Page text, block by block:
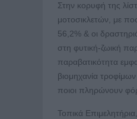
Στην κορυφή της
μοτοσικλετών, με
56,2% & οι
στη φυτική-ζωική
παραβατικότητα
βιομηχανία
ποιοι πληρώνουν
Τοπικά